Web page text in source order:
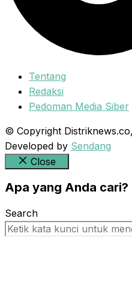
Tentang
Redaksi
Pedoman Media Siber
© Copyright
Developed by Sendang
Close
Apa yang Anda cari?
Search